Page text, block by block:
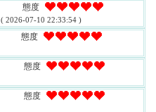
態度
( 2026-07-10 22:33:54 )
態度
態度
態度